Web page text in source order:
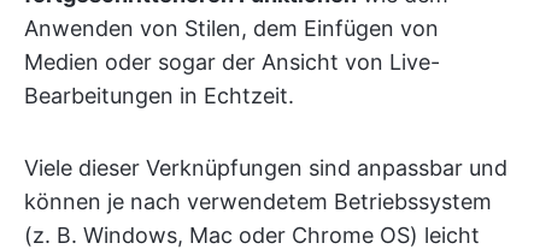
Anwenden von Stilen, dem Einfügen von
Medien oder sogar der Ansicht von Live-
Bearbeitungen in Echtzeit.
Viele dieser Verknüpfungen sind anpassbar und
können je nach verwendetem Betriebssystem
(z. B. Windows, Mac oder Chrome OS) leicht